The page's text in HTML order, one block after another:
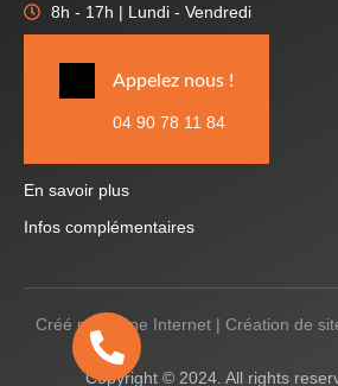
8h - 17h | Lundi - Vendredi
Appelez nous !
04 90 78 11 84
En savoir plus
Infos complémentaires
Créé par Icone Internet | Création de
Copyright © 2024. All rights